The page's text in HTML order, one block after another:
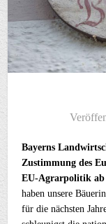
Bayerns
Zustimmung des
EU-Agrarpolitik ab
haben unsere
für die nächsten